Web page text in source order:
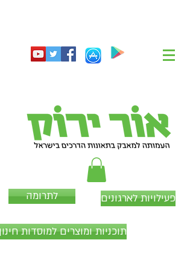
פעילויות לארגונים לתרומה
תוכניות ומוצרים למוסדות